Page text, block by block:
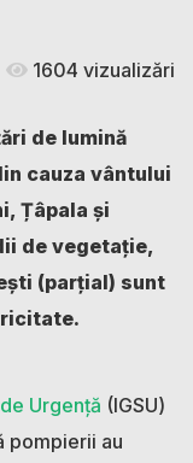
1604 vizualizări
de lumină
cauza vântului
Țâpala și
de vegetație,
(parțial) sunt
Urgență (IGSU)
pompierii au